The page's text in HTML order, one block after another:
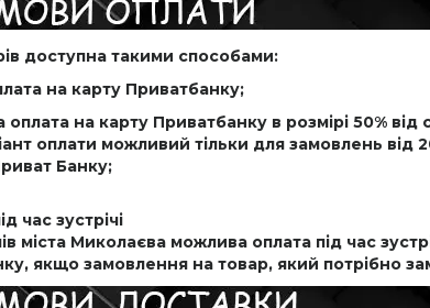
доступна такими способами:
на карту Приватбанку;
оплата на карту Приватбанку в розмірі 50% від
оплати можливий тільки для замовлень
Банку;
час зустрічі
міста Миколаєва можлива оплата під час
якщо замовлення на товар, який потрібно